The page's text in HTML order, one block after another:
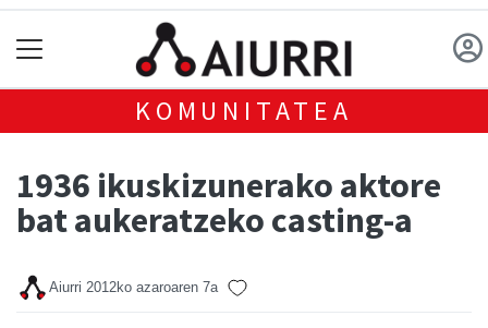
KOMUNITATEA
1936 ikuskizunerako aktore
bat aukeratzeko casting-a
Aiurri 2012ko azaroaren 7a